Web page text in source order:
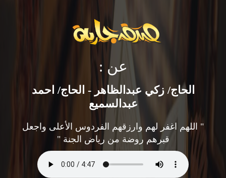
عن :
الحاج/ زكي عبدالظاهر - الحاج/ احمد
عبدالسميع
" اللهم اغفر لهم وارزقهم الفردوس الأعلى واجعل
قبرهم روضة من رياض الجنة "